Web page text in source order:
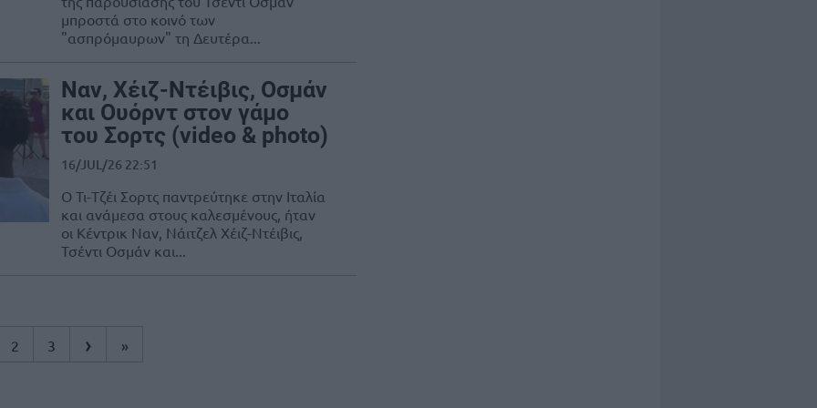
μπροστά στο κοινό των
"ασπρόμαυρων" τη Δευτέρα...
Ναν, Χέιζ-Ντέιβις, Οσμάν
και Ουόρντ στον γάμο
του Σορτς (video & photo)
16/JUL/26 22:51
Ο Τι-Τζέι Σορτς παντρεύτηκε στην Ιταλία
και ανάμεσα στους καλεσμένους, ήταν
οι Κέντρικ Ναν, Νάιτζελ Χέιζ-Ντέιβις,
Τσέντι Οσμάν και...
2 3 › »